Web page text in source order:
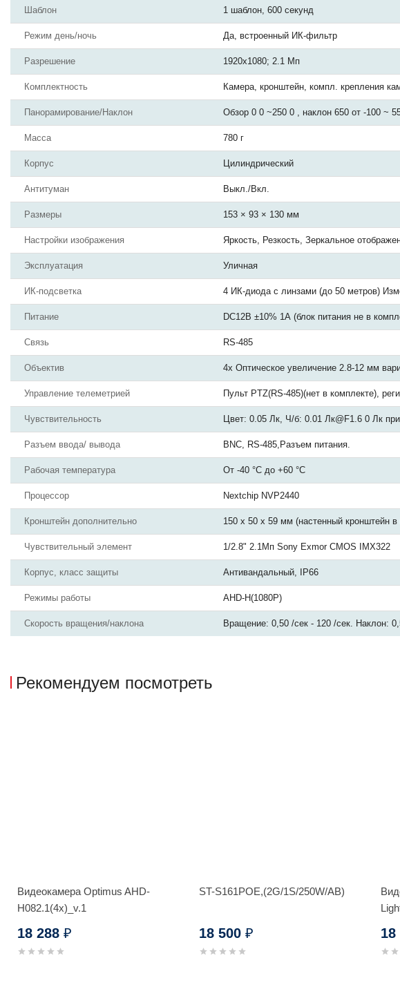
Шаблон 1 шаблон, 600 секунд
Режим день/ночь Да, встроенный ИК-фильтр
Разрешение 1920x1080; 2.1 Мп
Комплектность Камера, кронштейн, компл. крепления
Панорамирование/Наклон Обзор 0 0 ~250 0 , наклон 650 от -100 ~
Масса 780 г
Корпус Цилиндрический
Антитуман Выкл./Вкл.
Размеры 153 × 93 × 130 мм
Настройки изображения Яркость, Резкость, Зеркальное
Эксплуатация Уличная
ИК-подсветка 4 ИК-диода с линзами (до 50 метров)
Питание DC12В ±10% 1А (блок питания не в
Связь RS-485
Объектив 4x Оптическое увеличение 2.8-12 мм
Управление телеметрией Пульт PTZ(RS-485)(нет в комплекте),
Чувствительность Цвет: 0.05 Лк, Ч/б: 0.01 Лк@F1.6 0 Лк
Разъем ввода/ вывода BNC, RS-485,Разъем питания.
Рабочая температура От -40 °С до +60 °С
Процессор Nextchip NVP2440
Кронштейн дополнительно 150 х 50 х 59 мм (настенный кронштейн в
Чувствительный элемент 1/2.8" 2.1Мп Sony Exmor CMOS IMX322
Корпус, класс защиты Антивандальный, IP66
Режимы работы AHD-H(1080Р)
Скорость вращения/наклона Вращение: 0,50 /сек - 120 /сек. Наклон:
Рекомендуем посмотреть
Видеокамера Optimus AHD-
H082.1(4x)_v.1
18 288 ₽
ST-S161POE,(2G/1S/250W/AB)
18 500 ₽ 18